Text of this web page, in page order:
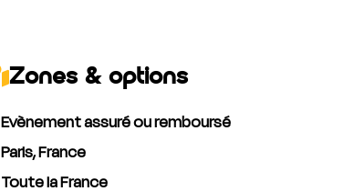
Zones & options
Evènement assuré ou remboursé
Paris, France
Toute la France